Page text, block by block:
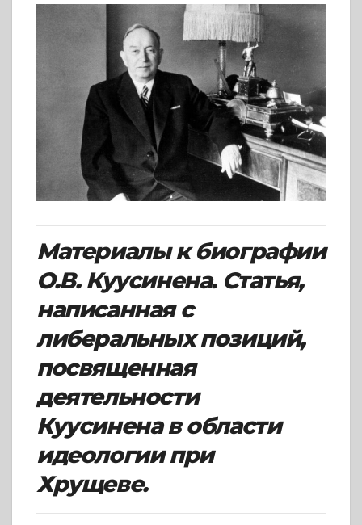
Материалы к биографии
О.В. Куусинена. Статья,
написанная с
либеральных позиций,
посвященная
деятельности
Куусинена в области
идеологии при
Хрущеве.